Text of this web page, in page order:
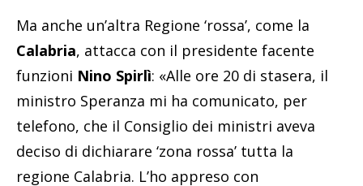
Ma anche un’altra Regione ‘rossa’, come la
Calabria, attacca con il presidente facente
funzioni Nino Spirlì: «Alle ore 20 di stasera, il
ministro Speranza mi ha comunicato, per
telefono, che il Consiglio dei ministri aveva
deciso di dichiarare ‘zona rossa’ tutta la
regione Calabria. L’ho appreso con